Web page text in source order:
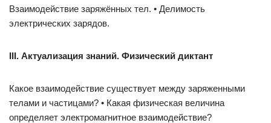
Взаимодействие заряжённых тел. • Делимость
электрических зарядов.
III. Актуализация знаний. Физический диктант
Какое взаимодействие существует между заряженными
телами и частицами? • Какая физическая величина
определяет электромагнитное взаимодействие?